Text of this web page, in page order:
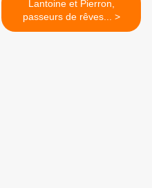
Lantoine et Pierron,
passeurs de rêves... >